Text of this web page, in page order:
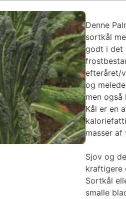
Denne
sortkål
godt i det
efteråret/
og
men også
Kål er en
masser af
Sjov og
kraftigere
Sortkål
smalle